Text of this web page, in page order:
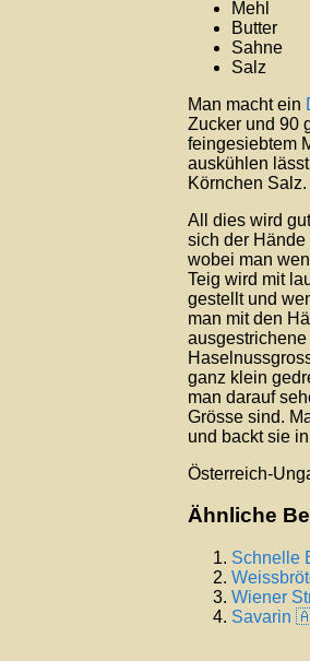
Mehl
Butter
Sahne
Salz
Man macht ein
Zucker und 90
feingesiebtem
auskühlen
Körnchen Salz.
All dies wird
sich der Hände
wobei man
Teig wird mit
gestellt und
man mit den
ganz klein
man darauf
Grösse sind.
und backt sie
Österreich-
Ähnliche
Wiener
Savarin